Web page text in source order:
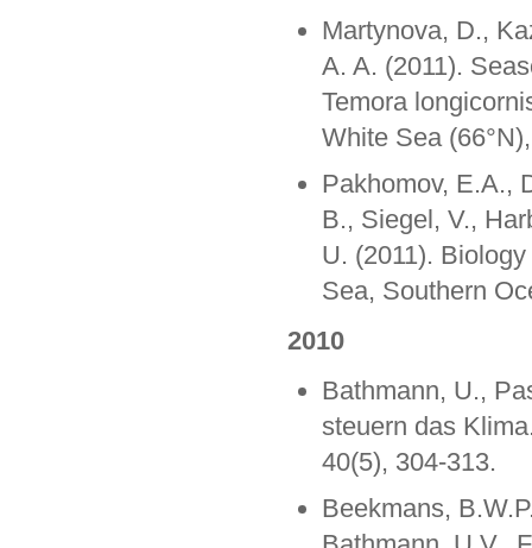
Martynova, D.,
A. A. (2011).
Temora
White Sea
Pakhomov, E.A.,
B., Siegel, V.,
U. (2011).
Sea, Southern
2010
Bathmann, U.,
steuern das
40(5), 304-313.
Beekmans,